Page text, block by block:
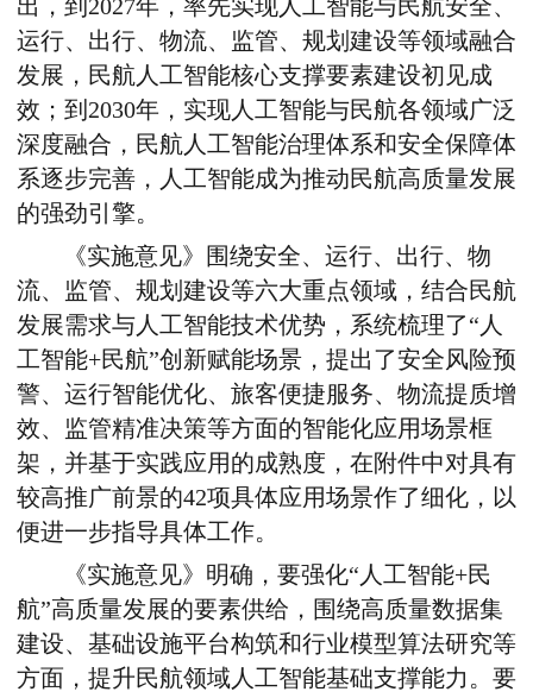
出，到2027年，率先实现人工智能与民航安全、
运行、出行、物流、监管、规划建设等领域融合
发展，民航人工智能核心支撑要素建设初见成
效；到2030年，实现人工智能与民航各领域广泛
深度融合，民航人工智能治理体系和安全保障体
系逐步完善，人工智能成为推动民航高质量发展
的强劲引擎。
《实施意见》围绕安全、运行、出行、物
流、监管、规划建设等六大重点领域，结合民航
发展需求与人工智能技术优势，系统梳理了“人
工智能+民航”创新赋能场景，提出了安全风险预
警、运行智能优化、旅客便捷服务、物流提质增
效、监管精准决策等方面的智能化应用场景框
架，并基于实践应用的成熟度，在附件中对具有
较高推广前景的42项具体应用场景作了细化，以
便进一步指导具体工作。
《实施意见》明确，要强化“人工智能+民
航”高质量发展的要素供给，围绕高质量数据集
建设、基础设施平台构筑和行业模型算法研究等
方面，提升民航领域人工智能基础支撑能力。要